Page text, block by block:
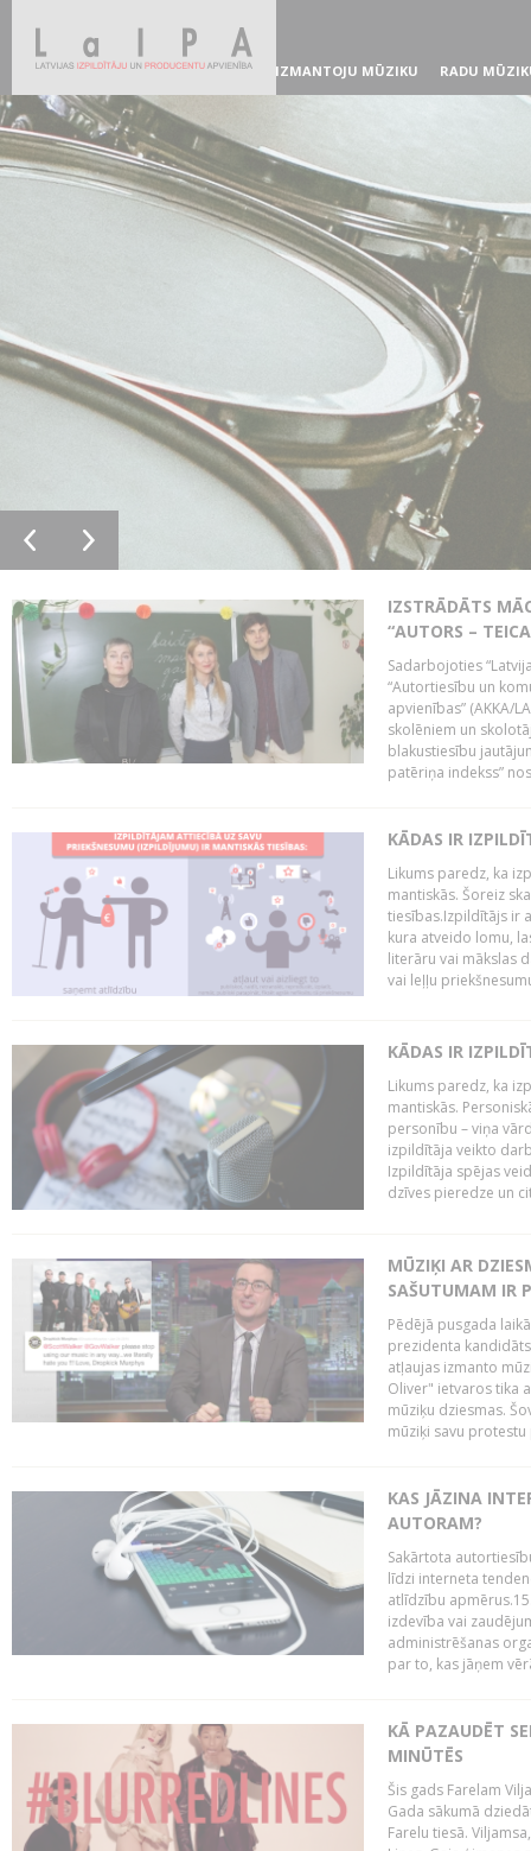
IZMANTOJU MŪZIKU RADU
IZSTRĀDĀTS
“AUTORS –
Sadarbojoties
“Autortiesību un
apvienības” (AKKA/
skolēniem un
blakustiesību
patēriņa indekss”
KĀDAS IR
Likums paredz, ka
mantiskās. Šoreiz
tiesības.Izpildītājs ir
kura atveido lomu,
literāru vai mākslas
vai leļļu
KĀDAS IR
Likums paredz, ka
mantiskās.
personību – viņa
izpildītāja veikto
Izpildītāja spējas
dzīves pieredze un
MŪZIĶI AR
SAŠUTUMAM IR
Pēdējā pusgada
prezidenta
atļaujas izmanto
Oliver" ietvaros tika
mūziķu dziesmas.
mūziķi savu
KAS JĀZINA
AUTORAM?
Sakārtota
līdzi interneta
atlīdzību
izdevība vai
administrēšanas
par to, kas jāņem
KĀ PAZAUDĒT
MINŪTĒS
Šis gads Farelam
Gada sākumā
Farelu tiesā.